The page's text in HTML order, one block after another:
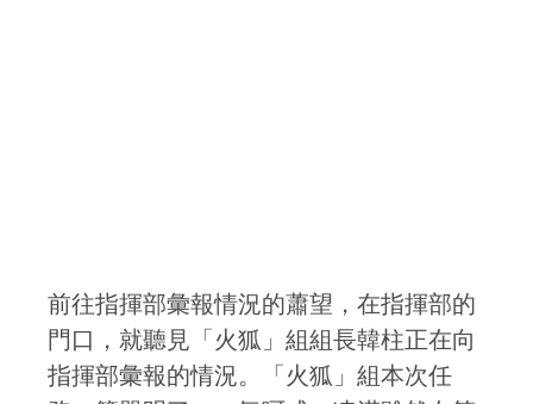
前往指揮部彙報情況的蕭望，在指揮部的
門口，就聽見「火狐」組組長韓柱正在向
指揮部彙報的情況。「火狐」組本次任